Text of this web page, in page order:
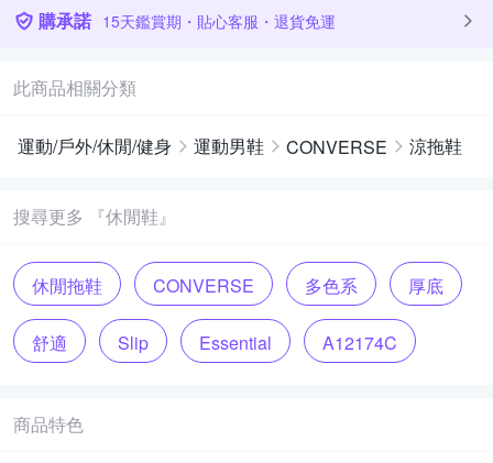
購承諾 15天鑑賞期・貼心客服・退貨免運
此商品相關分類
運動/戶外/休閒/健身 運動男鞋 CONVERSE 涼拖鞋
搜尋更多 『休閒鞋』
休閒拖鞋 CONVERSE 多色系 厚底
舒適 Slip Essential A12174C
商品特色